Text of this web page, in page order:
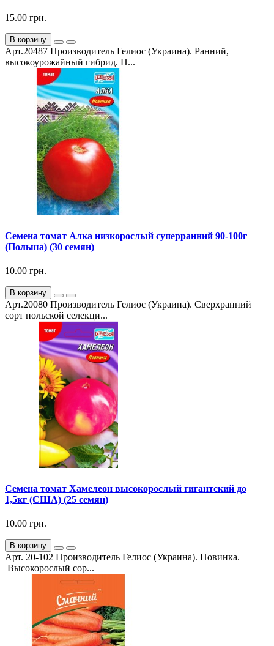
15.00 грн.
В корзину
Арт.20487 Производитель Гелиос (Украина). Ранний,
высокоурожайный гибрид. П...
Семена томат Алка низкорослый суперранний 90-100г
(Польша) (30 семян)
10.00 грн.
В корзину
Арт.20080 Производитель Гелиос (Украина). Сверхранний
сорт польской селекци...
Семена томат Хамелеон высокорослый гигантский до
1,5кг (США) (25 семян)
10.00 грн.
В корзину
Арт. 20-102 Производитель Гелиос (Украина). Новинка.
Высокорослый сор...